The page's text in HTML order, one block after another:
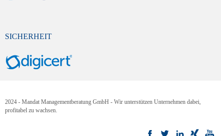
SICHERHEIT
2024 - Mandat Managementberatung GmbH - Wir unterstützen Unternehmen dabei,
profitabel zu wachsen.